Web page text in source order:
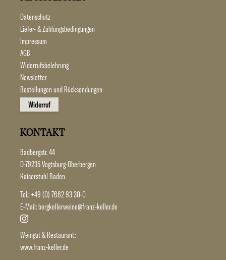
Datenschutz
Liefer- & Zahlungsbedingungen
Impressum
AGB
Widerrufsbelehrung
Newsletter
Bestellungen und Rücksendungen
Widerruf
KONTAKT
Badbergstr. 44
D-79235 Vogtsburg-Oberbergen
Kaiserstuhl Baden
Tel.: +49 (0) 7662 93 30-0
E-Mail:bergkellerweine@franz-keller.de
Weingut & Restaurant:
www.franz-keller.de